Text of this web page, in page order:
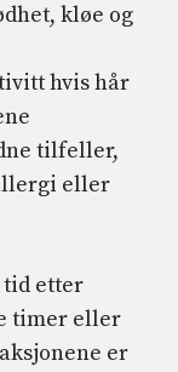
kløe og
hvis hår
tilfeller,
eller
tid etter
timer eller
er